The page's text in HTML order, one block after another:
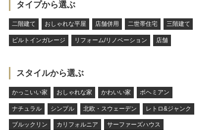
タイプから選ぶ
二階建て おしゃれな平屋 店舗併用 二世帯住宅 三階建て
ビルトインガレージ リフォーム/リノベーション 店舗
スタイルから選ぶ
かっこいい家 おしゃれな家 かわいい家 ボヘミアン
ナチュラル シンプル 北欧・スウェーデン レトロ&ジャンク
ブルックリン カリフォルニア サーファーズハウス